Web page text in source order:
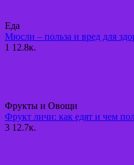
Еда
Мюсли – польза и вред для
1 12.8к.
Фрукты и Овощи
Фрукт личи: как едят и чем
3 12.7к.